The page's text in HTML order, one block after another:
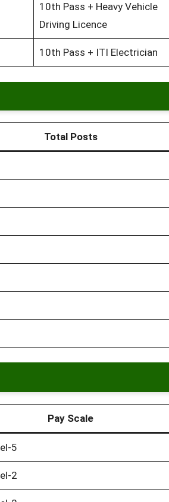
10th Pass + Heavy Vehicle
Driving Licence
10th Pass + ITI Electrician
Total Posts
Pay Scale
5
2